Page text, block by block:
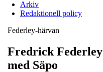
Arkiv
Redaktionell policy
Federley-härvan
Fredrick
med Säpo